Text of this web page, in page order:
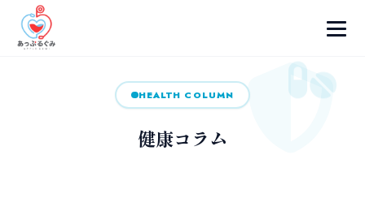
HEALTH COLUMN
健康コラム